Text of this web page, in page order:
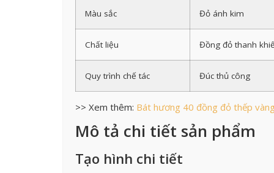
Màu sắc Đỏ ánh kim
Chất liệu Đồng đỏ thanh
Quy trình chế tác Đúc thủ công
>> Xem thêm: Bát hương 40 đồng đỏ thếp
Mô tả chi tiết sản phẩm
Tạo hình chi tiết